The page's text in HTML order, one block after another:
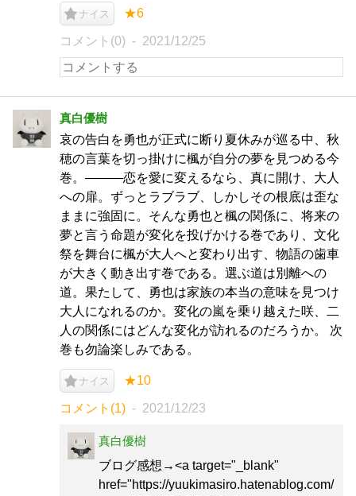
ナイス ★6
コメント(0) 2021/12/25
真白優樹
哀の告白を勇也が正式に断り夏休みが巡る中、秋
穂の言葉を切っ掛けに楓が自分の夢を見つめる今
巻。―――恋を愛に変えるなら、真に開け、大人
への扉。ずっとラブラブ、しかしその根底は歪な
ままに強固に。そんな勇也と楓の関係に、将来の
夢と言う命題が変化を投げかける巻であり、文化
祭を舞台に楓が大人へと変わり出す、物語の歯車
が大きく動き出す巻である。選ぶ道は別離への
道。果たして、勇也は家族の本当の意味を見つけ
大人になれるのか。変化の嵐を乗り越えた咲、二
人の関係にはどんな変化が訪れるのだろうか。 次
巻も勿論楽しみである。
ナイス ★10
コメント(1) 2021/12/23
真白優樹
ブログ感想→<a target="_blank"
href="https://yuukimasiro.hatenablog.com/